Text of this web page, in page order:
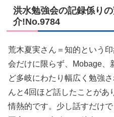
洪水勉強会の記録係り
介!No.9784
荒木夏実さん＝知的という
会だけに限らず、Mobage、
ど多岐にわたり幅広く勉強
んと4回ほど話したことがあ
情熱的です。少し話すだけ